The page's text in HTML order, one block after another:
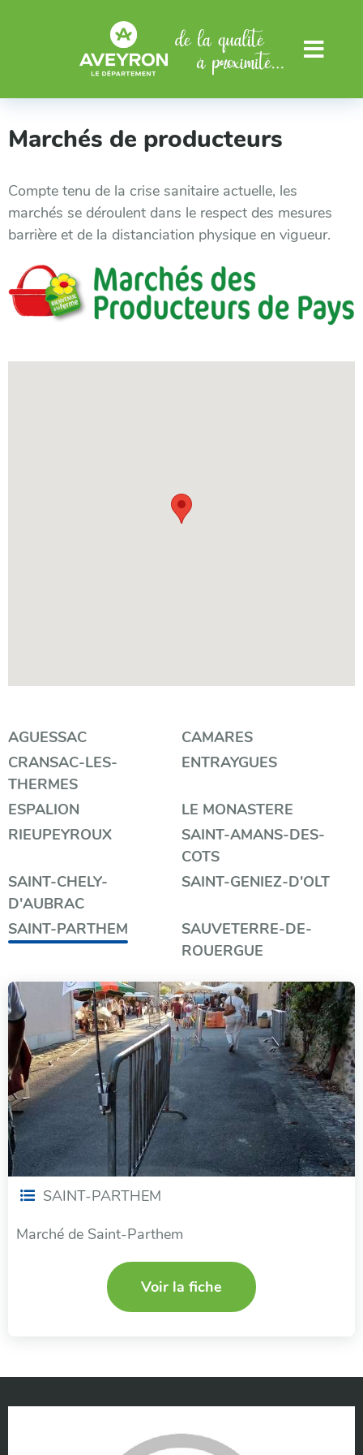
Menu
Marchés de producteurs
Compte tenu de la crise sanitaire actuelle, les
marchés se déroulent dans le respect des mesures
barrière et de la distanciation physique en vigueur.
Filtrer
par
catégorie
AGUESSAC
CAMARES
CRANSAC-LES-
THERMES
ENTRAYGUES
ESPALION
LE MONASTERE
RIEUPEYROUX
SAINT-AMANS-DES-
COTS
SAINT-CHELY-
D'AUBRAC
SAINT-GENIEZ-D'OLT
SAINT-PARTHEM
SAUVETERRE-DE-
ROUERGUE
SAINT-PARTHEM
Marché de Saint-Parthem
Voir la fiche